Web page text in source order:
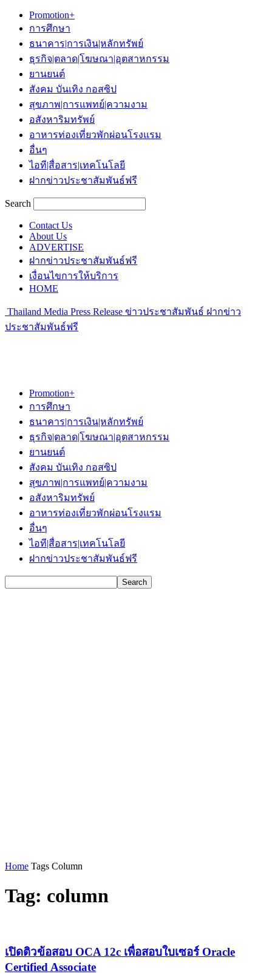
Promotion+
การศึกษา
ธนาคาร|การเงิน|หลักทรัพย์
ธุรกิจ|ตลาด|โฆษณา|อุตสาหกรรม
ยานยนต์
สังคม บันเทิง กอสซิป
สุขภาพ|การแพทย์|ความงาม
อสังหาริมทรัพย์
อาหารท่องเที่ยวพักผ่อนโรงแรม
อื่นๆ
ไอที|สื่อสาร|เทคโนโลยี
ฝากข่าวประชาสัมพันธ์ฟรี
Search
Contact Us
About Us
ADVERTISE
ฝากข่าวประชาสัมพันธ์ฟรี
เงื่อนไขการให้บริการ
HOME
Thailand Media Press Release ข่าวประชาสัมพันธ์ ฝากข่าว
ประชาสัมพันธ์ฟรี
Promotion+
การศึกษา
ธนาคาร|การเงิน|หลักทรัพย์
ธุรกิจ|ตลาด|โฆษณา|อุตสาหกรรม
ยานยนต์
สังคม บันเทิง กอสซิป
สุขภาพ|การแพทย์|ความงาม
อสังหาริมทรัพย์
อาหารท่องเที่ยวพักผ่อนโรงแรม
อื่นๆ
ไอที|สื่อสาร|เทคโนโลยี
ฝากข่าวประชาสัมพันธ์ฟรี
Home Tags Column
Tag: column
เปิดติวข้อสอบ OCA 12c เพื่อสอบใบเซอร์ Oracle
Certified Associate